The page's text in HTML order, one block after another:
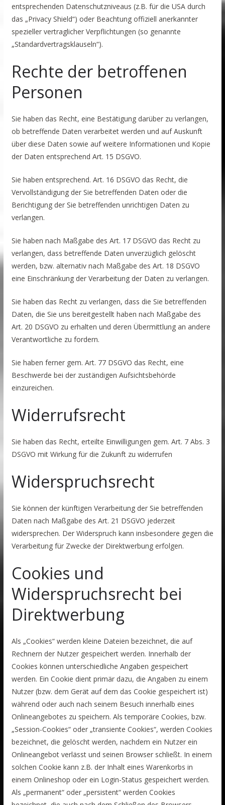
entsprechenden Datenschutzniveaus (z.B. für die USA durch
das „Privacy Shield“) oder Beachtung offiziell anerkannter
spezieller vertraglicher Verpflichtungen (so genannte
„Standardvertragsklauseln“).
Rechte der betroffenen
Personen
Sie haben das Recht, eine Bestätigung darüber zu verlangen,
ob betreffende Daten verarbeitet werden und auf Auskunft
über diese Daten sowie auf weitere Informationen und Kopie
der Daten entsprechend Art. 15 DSGVO.
Sie haben entsprechend. Art. 16 DSGVO das Recht, die
Vervollständigung der Sie betreffenden Daten oder die
Berichtigung der Sie betreffenden unrichtigen Daten zu
verlangen.
Sie haben nach Maßgabe des Art. 17 DSGVO das Recht zu
verlangen, dass betreffende Daten unverzüglich gelöscht
werden, bzw. alternativ nach Maßgabe des Art. 18 DSGVO
eine Einschränkung der Verarbeitung der Daten zu verlangen.
Sie haben das Recht zu verlangen, dass die Sie betreffenden
Daten, die Sie uns bereitgestellt haben nach Maßgabe des
Art. 20 DSGVO zu erhalten und deren Übermittlung an andere
Verantwortliche zu fordern.
Sie haben ferner gem. Art. 77 DSGVO das Recht, eine
Beschwerde bei der zuständigen Aufsichtsbehörde
einzureichen.
Widerrufsrecht
Sie haben das Recht, erteilte Einwilligungen gem. Art. 7 Abs. 3
DSGVO mit Wirkung für die Zukunft zu widerrufen
Widerspruchsrecht
Sie können der künftigen Verarbeitung der Sie betreffenden
Daten nach Maßgabe des Art. 21 DSGVO jederzeit
widersprechen. Der Widerspruch kann insbesondere gegen die
Verarbeitung für Zwecke der Direktwerbung erfolgen.
Cookies und
Widerspruchsrecht bei
Direktwerbung
Als „Cookies“ werden kleine Dateien bezeichnet, die auf
Rechnern der Nutzer gespeichert werden. Innerhalb der
Cookies können unterschiedliche Angaben gespeichert
werden. Ein Cookie dient primär dazu, die Angaben zu einem
Nutzer (bzw. dem Gerät auf dem das Cookie gespeichert ist)
während oder auch nach seinem Besuch innerhalb eines
Onlineangebotes zu speichern. Als temporäre Cookies, bzw.
„Session-Cookies“ oder „transiente Cookies“, werden Cookies
bezeichnet, die gelöscht werden, nachdem ein Nutzer ein
Onlineangebot verlässt und seinen Browser schließt. In einem
solchen Cookie kann z.B. der Inhalt eines Warenkorbs in
einem Onlineshop oder ein Login-Status gespeichert werden.
Als „permanent“ oder „persistent“ werden Cookies